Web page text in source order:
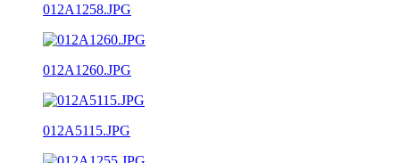
012A1258.JPG
012A1260.JPG
012A5115.JPG